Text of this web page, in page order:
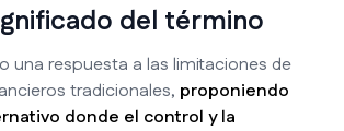
del término
una respuesta a las limitaciones de
tradicionales, proponiendo
donde el control y la